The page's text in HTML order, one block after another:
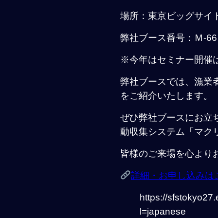
場所：東京ビッグサイ
弊社ブース番号：Ｍ-66
※今年はセミナー開催
弊社ブースでは、漁業
をご紹介いたします。
ぜひ弊社ブースにお立
動収集システム「マク
皆様のご来場を心より
詳細・お申し込みは
https://
l=japanese